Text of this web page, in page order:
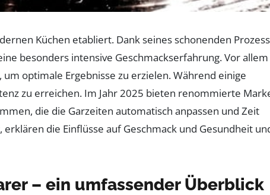
Küchen etabliert. Dank seines schonenden
besonders intensive Geschmackserfahrung. Vor allem
optimale Ergebnisse zu erzielen. Während einige
zu erreichen. Im Jahr 2025 bieten renommierte
die die Garzeiten automatisch anpassen und Zeit
die Einflüsse auf Geschmack und Gesundheit
– ein umfassender Überblick